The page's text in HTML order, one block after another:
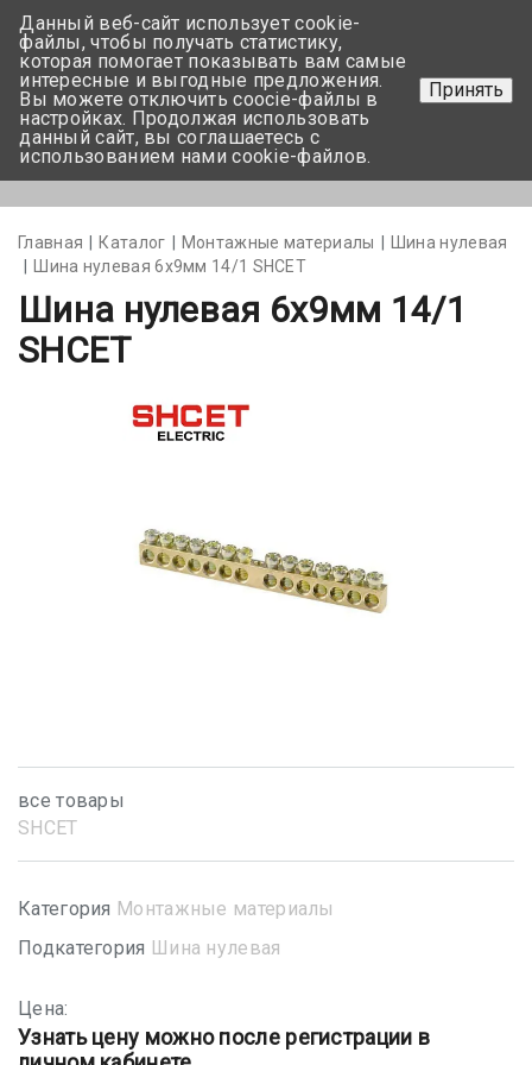
+375 17-350-99-56
+375 44-752-82-08
Задать вопрос
Главная Каталог Монтажные материалы
Шина нулевая
Шина нулевая 6х9мм 14/1 SHCET
Шина нулевая 6х9мм 14/1
SHCET
все товары
SHСET
Категория Монтажные материалы
Подкатегория Шина нулевая
Цена:
Узнать цену можно после регистрации в
Данный веб-сайт использует cookie-
файлы, чтобы получать статистику,
которая помогает показывать вам самые
интересные и выгодные предложения.
Вы можете отключить coocie-файлы в
настройках. Продолжая использовать
данный сайт, вы соглашаетесь с
использованием нами cookie-файлов.
Принять